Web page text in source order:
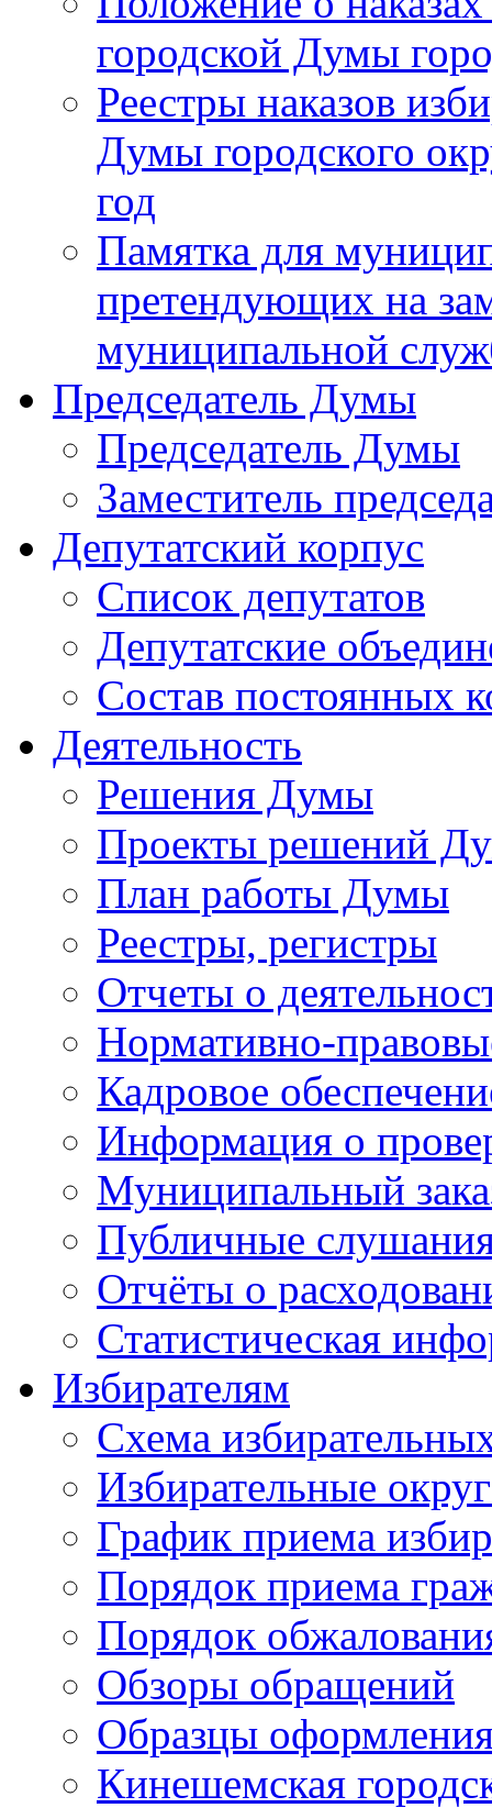
городской Думы
Реестры наказов
Думы городского
год
Памятка для
претендующих на
муниципальной
Председатель Думы
Председатель Думы
Заместитель
Депутатский корпус
Список депутатов
Депутатские
Состав постоянных
Деятельность
Решения Думы
Проекты решений
План работы Думы
Реестры, регистры
Отчеты о
Нормативно-
Кадровое
Информация о
Муниципальный
Публичные
Отчёты о
Статистическая
Избирателям
Схема
Избирательные
График приема
Порядок приема
Порядок
Обзоры обращений
Образцы
Кинешемская